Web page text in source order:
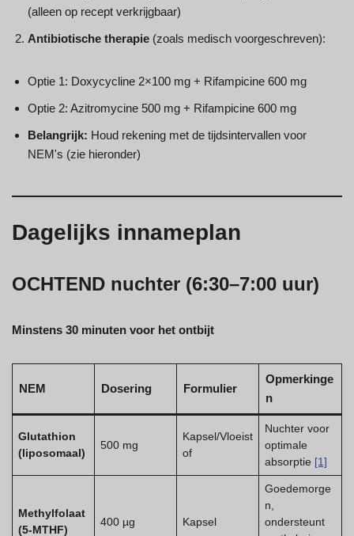
(alleen op recept verkrijgbaar)
Antibiotische therapie (zoals medisch voorgeschreven):
Optie 1: Doxycycline 2×100 mg + Rifampicine 600 mg
Optie 2: Azitromycine 500 mg + Rifampicine 600 mg
Belangrijk: Houd rekening met de tijdsintervallen voor
NEM's (zie hieronder)
Dagelijks innameplan
OCHTEND nuchter (6:30–7:00 uur)
Minstens 30 minuten voor het ontbijt
NEM Dosering Formulier
Opmerkinge
n
Glutathion
(liposomaal)
500 mg
Kapsel/Vloeist
of
Nuchter voor
optimale
absorptie [1]
Methylfolaat
(5-MTHF)
400 µg Kapsel
Goedemorge
n,
ondersteunt